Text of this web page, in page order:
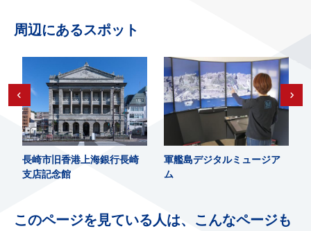
周辺にあるスポット
長崎市旧香港上海銀行長崎
支店記念館
軍艦島デジタルミュージア
ム
このページを見ている人は、こんなページも